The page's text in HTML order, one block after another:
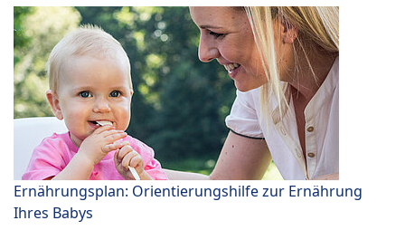
Ernährungsplan: Orientierungshilfe zur Ernährung
Ihres Babys